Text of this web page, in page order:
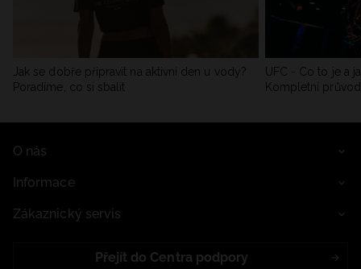
Jak se dobře připravit na aktivní den u vody?
Poradíme, co si sbalit
UFC - Co to je a
Kompletní
O nás
Informace
Zákaznický servis
Přejít do Centra podpory